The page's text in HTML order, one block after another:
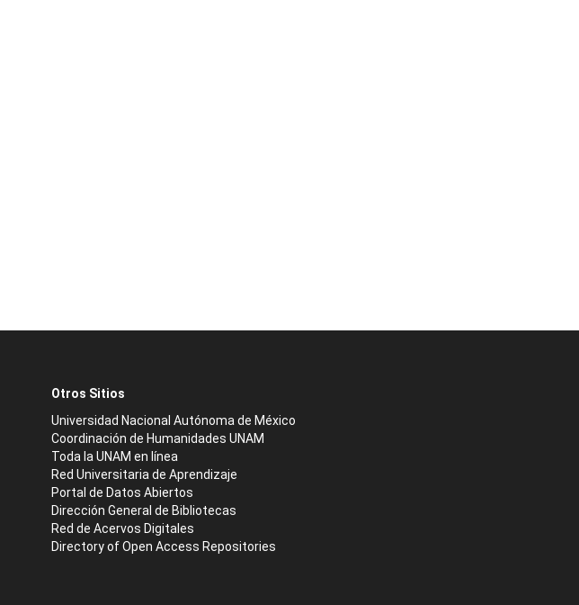
Otros Sitios
Universidad Nacional Autónoma de México
Coordinación de Humanidades UNAM
Toda la UNAM en línea
Red Universitaria de Aprendizaje
Portal de Datos Abiertos
Dirección General de Bibliotecas
Red de Acervos Digitales
Directory of Open Access Repositories